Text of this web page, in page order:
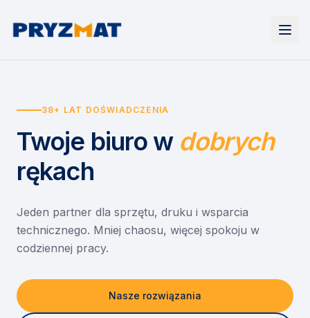
Urządzenia
Drukarki i urządzenia wielofunkcyjne
Etykiety i identyfikacja
Skanery i obieg dokumentów
Monitory interaktywne
Niszczarki dokumentów
Wynajem drukarek
Wynajem urządzeń biurowych
Asystent druku
EZD RP
Misja szkoła
Serwis
O nas
Kontakt
38+ LAT DOŚWIADCZENIA
Twoje biuro w dobrych
rękach
Jeden partner dla sprzętu, druku i wsparcia
technicznego. Mniej chaosu, więcej spokoju w
codziennej pracy.
Nasze rozwiązania